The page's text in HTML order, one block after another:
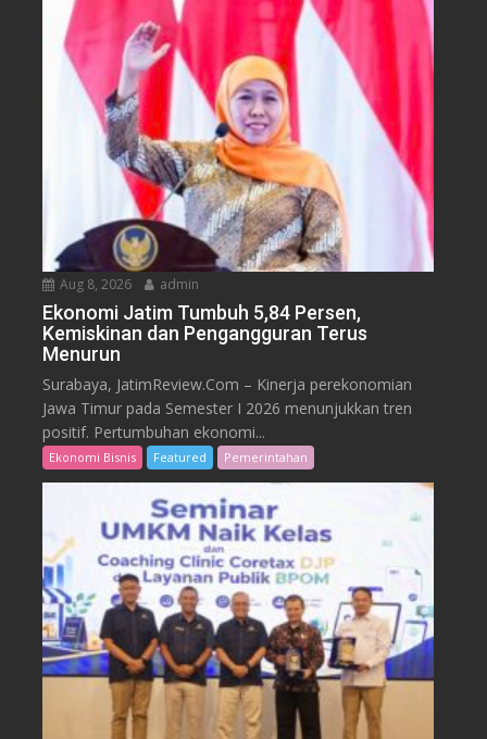
Aug 8, 2026 admin
Ekonomi Jatim Tumbuh 5,84 Persen,
Kemiskinan dan Pengangguran Terus
Menurun
Surabaya, JatimReview.Com – Kinerja perekonomian
Jawa Timur pada Semester I 2026 menunjukkan tren
positif. Pertumbuhan ekonomi...
Ekonomi Bisnis Featured Pemerintahan